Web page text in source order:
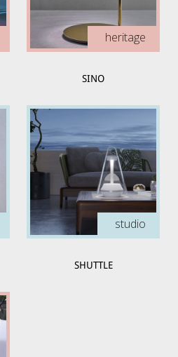
heritage
SINO
studio
SHUTTLE